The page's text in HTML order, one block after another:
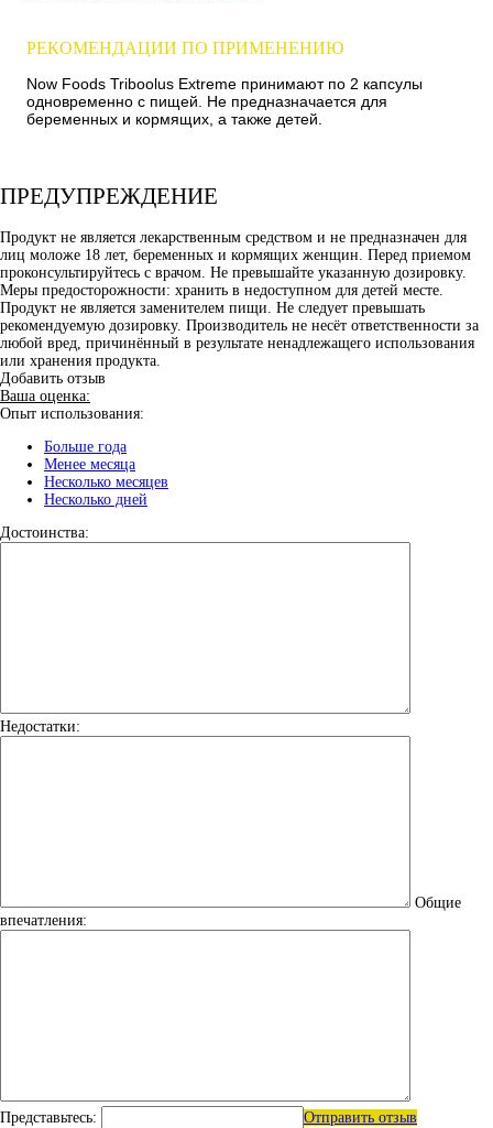
РЕКОМЕНДАЦИИ ПО ПРИМЕНЕНИЮ
Now Foods Triboolus Extreme принимают по 2 капсулы
одновременно с пищей. Не предназначается для
беременных и кормящих, а также детей.
ПРЕДУПРЕЖДЕНИЕ
Продукт не является лекарственным средством и не предназначен для
лиц моложе 18 лет, беременных и кормящих женщин. Перед приемом
проконсультируйтесь с врачом. Не превышайте указанную дозировку.
Меры предосторожности: хранить в недоступном для детей месте.
Продукт не является заменителем пищи. Не следует превышать
рекомендуемую дозировку. Производитель не несёт ответственности за
любой вред, причинённый в результате ненадлежащего использования
или хранения продукта.
Добавить отзыв
Ваша оценка:
Опыт использования:
Больше года
Менее месяца
Несколько месяцев
Несколько дней
Достоинства:
Недостатки:
Общие
впечатления:
Представьтесь: Отправить отзыв